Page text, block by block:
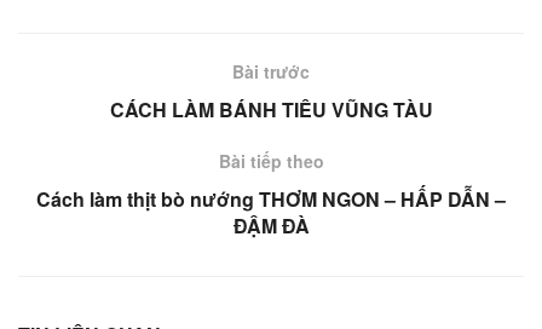
Bài trước
CÁCH LÀM BÁNH TIÊU VŨNG TÀU
Bài tiếp theo
Cách làm thịt bò nướng THƠM NGON – HẤP DẪN –
ĐẬM ĐÀ